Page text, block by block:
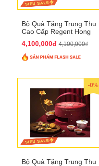
Bộ Quà Tặng Trung Thu
Cao Cấp Regent Hong
4,100,000đ 4,100,000₫
-0%
Bộ Quà Tặng Trung Thu